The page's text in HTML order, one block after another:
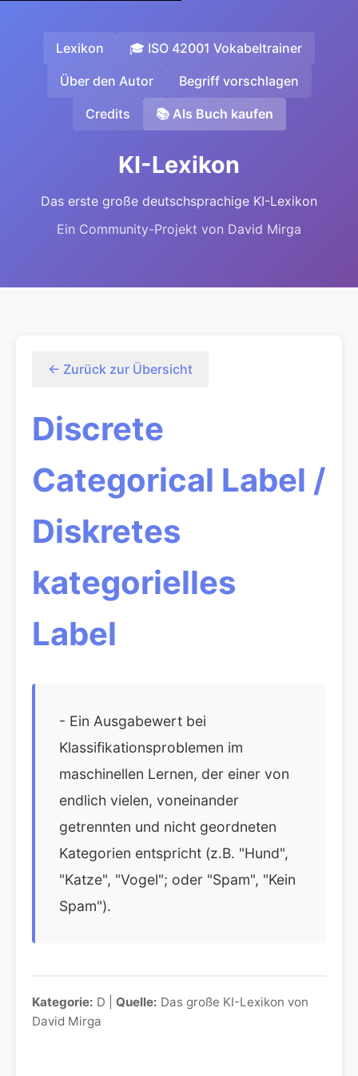
Lexikon 🎓 ISO 42001 Vokabeltrainer
Über den Autor Begriff vorschlagen
Credits 📚 Als Buch kaufen
KI-Lexikon
Das erste große deutschsprachige KI-Lexikon
Ein Community-Projekt von David Mirga
← Zurück zur Übersicht
Discrete
Categorical Label /
Diskretes
kategorielles
Label
- Ein Ausgabewert bei
Klassifikationsproblemen im
maschinellen Lernen, der einer von
endlich vielen, voneinander
getrennten und nicht geordneten
Kategorien entspricht (z.B. "Hund",
"Katze", "Vogel"; oder "Spam", "Kein
Spam").
Kategorie: D | Quelle: Das große KI-Lexikon von
David Mirga